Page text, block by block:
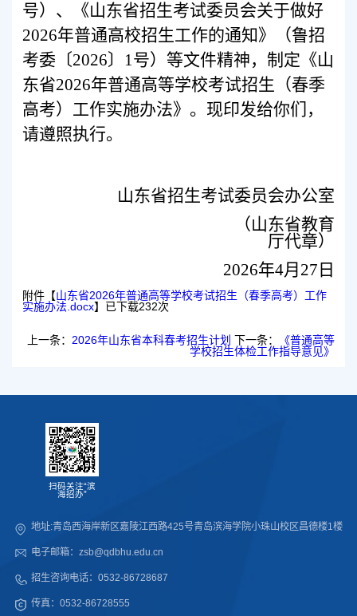
号）、《山东省招生考试委员会关于做好
2026年普通高校招生工作的通知》（鲁招
考委〔2026〕1号）等文件精神，制定《山
东省2026年普通高等学校考试招生（春季
高考）工作实施办法》。现印发给你们，
请遵照执行。
山东省招生考试委员会办公室
（山东省教育
厅代章）
2026年4月27日
附件【山东省2026年普通高等学校考试招生（春季高考）工作
实施办法.docx】已下载232次
上一条： 2026年山东省本科春考招生计划 下一条：
《普通高等
学校招生体检工作指导意见》
扫码关注“滨
海招办”
地址:青岛西海岸新区嘉陵江西路425号青岛滨海学院小珠山校区昌德楼1楼
电子邮箱：zsb@qdbhu.edu.cn
招生咨询电话：0532-86728687
传真：0532-86728555